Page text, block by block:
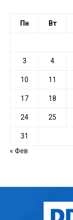
Пн Вт
3 4
10 11
17 18
24 25
31
« Фев